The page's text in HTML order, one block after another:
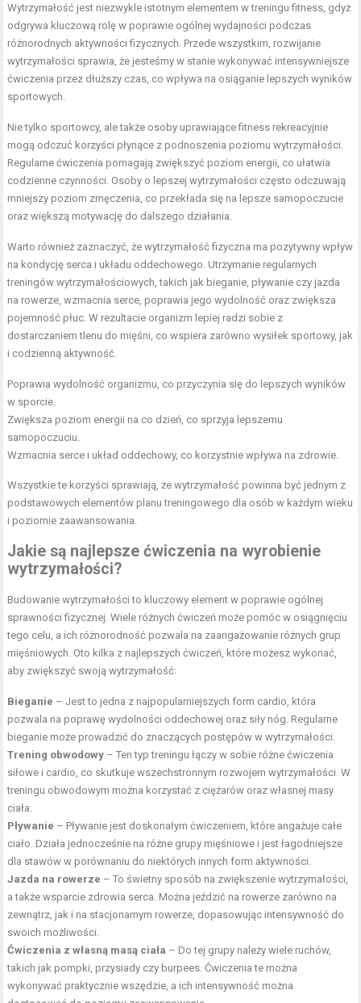
Wytrzymałość jest niezwykle istotnym elementem w treningu fitness, gdyż
odgrywa kluczową rolę w poprawie ogólnej wydajności podczas
różnorodnych aktywności fizycznych. Przede wszystkim, rozwijanie
wytrzymałości sprawia, że jesteśmy w stanie wykonywać intensywniejsze
ćwiczenia przez dłuższy czas, co wpływa na osiąganie lepszych wyników
sportowych.
Nie tylko sportowcy, ale także osoby uprawiające fitness rekreacyjnie
mogą odczuć korzyści płynące z podnoszenia poziomu wytrzymałości.
Regularne ćwiczenia pomagają zwiększyć poziom energii, co ułatwia
codzienne czynności. Osoby o lepszej wytrzymałości często odczuwają
mniejszy poziom zmęczenia, co przekłada się na lepsze samopoczucie
oraz większą motywację do dalszego działania.
Warto również zaznaczyć, że wytrzymałość fizyczna ma pozytywny wpływ
na kondycję serca i układu oddechowego. Utrzymanie regularnych
treningów wytrzymałościowych, takich jak bieganie, pływanie czy jazda
na rowerze, wzmacnia serce, poprawia jego wydolność oraz zwiększa
pojemność płuc. W rezultacie organizm lepiej radzi sobie z
dostarczaniem tlenu do mięśni, co wspiera zarówno wysiłek sportowy, jak
i codzienną aktywność.
Poprawia wydolność organizmu, co przyczynia się do lepszych wyników
w sporcie.
Zwiększa poziom energii na co dzień, co sprzyja lepszemu
samopoczuciu.
Wzmacnia serce i układ oddechowy, co korzystnie wpływa na zdrowie.
Wszystkie te korzyści sprawiają, że wytrzymałość powinna być jednym z
podstawowych elementów planu treningowego dla osób w każdym wieku
i poziomie zaawansowania.
Jakie są najlepsze ćwiczenia na wyrobienie
wytrzymałości?
Budowanie wytrzymałości to kluczowy element w poprawie ogólnej
sprawności fizycznej. Wiele różnych ćwiczeń może pomóc w osiągnięciu
tego celu, a ich różnorodność pozwala na zaangażowanie różnych grup
mięśniowych. Oto kilka z najlepszych ćwiczeń, które możesz wykonać,
aby zwiększyć swoją wytrzymałość:
Bieganie – Jest to jedna z najpopularniejszych form cardio, która
pozwala na poprawę wydolności oddechowej oraz siły nóg. Regularne
bieganie może prowadzić do znaczących postępów w wytrzymałości.
Trening obwodowy – Ten typ treningu łączy w sobie różne ćwiczenia
siłowe i cardio, co skutkuje wszechstronnym rozwojem wytrzymałości. W
treningu obwodowym można korzystać z ciężarów oraz własnej masy
ciała.
Pływanie – Pływanie jest doskonałym ćwiczeniem, które angażuje całe
ciało. Działa jednocześnie na różne grupy mięśniowe i jest łagodniejsze
dla stawów w porównaniu do niektórych innych form aktywności.
Jazda na rowerze – To świetny sposób na zwiększenie wytrzymałości,
a także wsparcie zdrowia serca. Można jeździć na rowerze zarówno na
zewnątrz, jak i na stacjonarnym rowerze, dopasowując intensywność do
swoich możliwości.
Ćwiczenia z własną masą ciała – Do tej grupy należy wiele ruchów,
takich jak pompki, przysiady czy burpees. Ćwiczenia te można
wykonywać praktycznie wszędzie, a ich intensywność można